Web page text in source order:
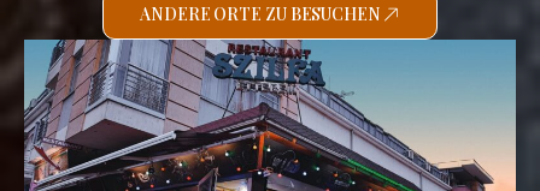
ANDERE ORTE ZU BESUCHEN